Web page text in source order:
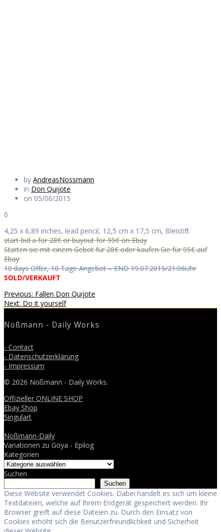
by AndreasNossmann
in Don Quijote
on 05/06/2015
0
4,25 x 6,89 inches, lead pencil, 12,5 cm x 17,5 cm, Bleistift
start bid a for 28€ or buyout for 95€ on Ebay
Starten sie mit einem Gebot für 28€ oder kaufen Sie für 95€ auf
Ebay
10 days Offer, 10 Tage Angebot – END 19.07.2015/21:06Uhr
SOLD/VERKAUFT
Beitragsnavigation
Previous: Previous
post:
Fallen Don Quijote
Next: Next
Do it yourself
Noßmann - Daily Works
- Contact
- Datenschutzerklärung
- Impressum
© 2026 Noßmann - Daily Works.
Offizieller ONLINE SHOP
Ebay Shop
Singulart
Noßmann-Daily
Variationen zu Goya - Epilog
Kategorien
Suchen
Suchen
Diese Website verwendet Cookies. Dabei handelt es sich um kleine
Textdateien, welche auf Ihrem Endgerät gespeichert werden. Ihr
Browser greift auf diese Dateien zu. Durch den Einsatz von
Cookies erhöht sich die Benutzerfreundlichkeit und Sicherheit